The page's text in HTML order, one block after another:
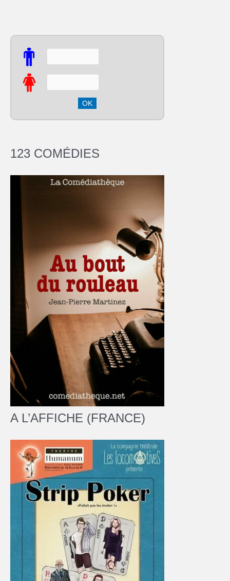
123 COMÉDIES
A L’AFFICHE (FRANCE)